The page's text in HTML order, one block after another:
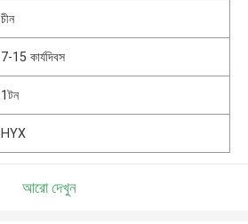
চীন
7-15 কার্যদিবস
1টন
HYX
আরো দেখুন